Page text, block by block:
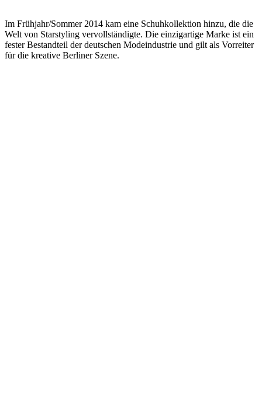
Im Frühjahr/Sommer 2014 kam eine Schuhkollektion hinzu, die die
Welt von Starstyling vervollständigte. Die einzigartige Marke ist ein
fester Bestandteil der deutschen Modeindustrie und gilt als Vorreiter
für die kreative Berliner Szene.